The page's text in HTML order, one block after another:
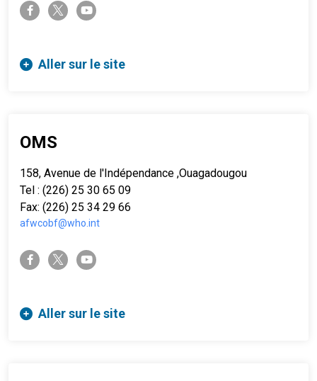
facebook-ftwitter-xyoutube
Aller sur le site
OMS
158, Avenue de l'Indépendance ,Ouagadougou
Tel : (226) 25 30 65 09
Fax: (226) 25 34 29 66
afwcobf@who.int
facebook-ftwitter-xyoutube
Aller sur le site